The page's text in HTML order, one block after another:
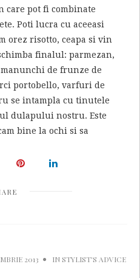
care pot fi combinate
Poti lucra cu aceeasi
orez risotto, ceapa si vin
finalul: parmezan,
de frunze de
portobello, varfuri de
se intampla cu tinutele
dulapului nostru. Este
bine la ochi si sa
2013 IN STYLIST'S ADVICE